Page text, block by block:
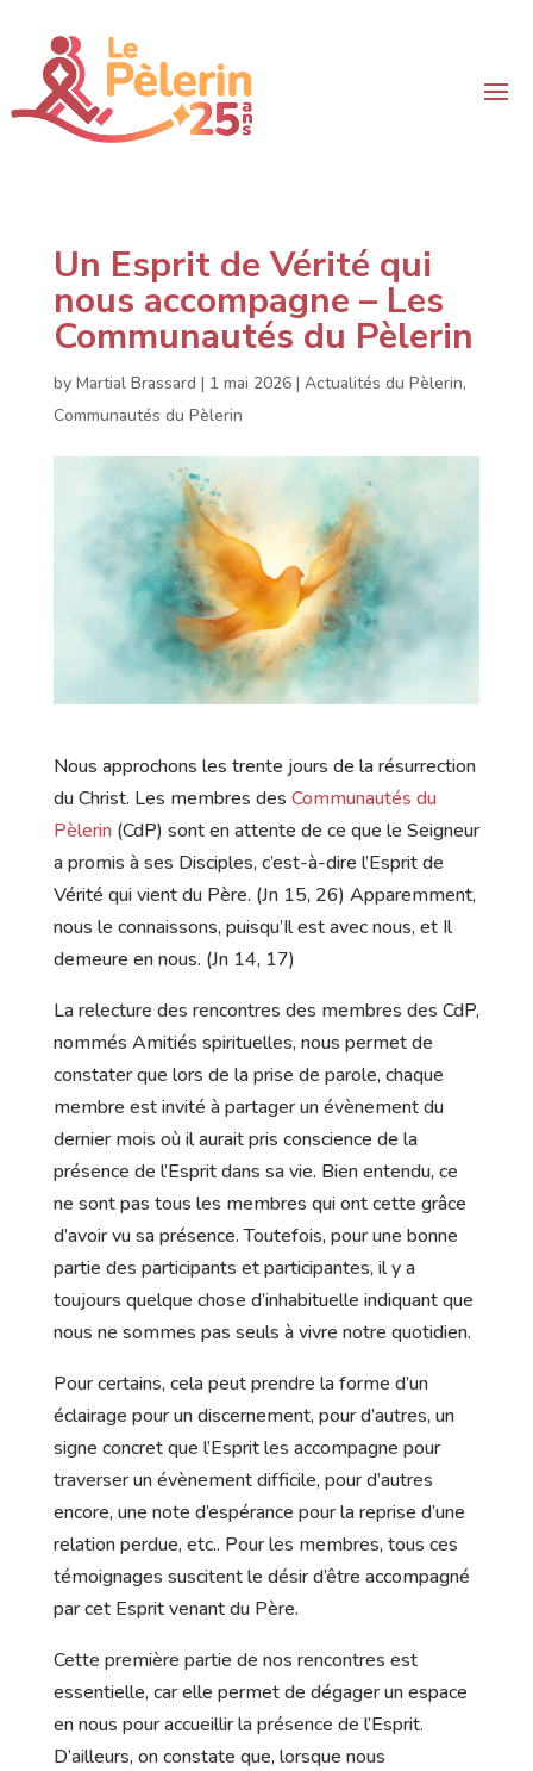
Un Esprit de Vérité qui
nous accompagne – Les
Communautés du Pèlerin
by Martial Brassard | 1 mai 2026| Actualités du Pèlerin,
Communautés du Pèlerin
Nous approchons les trente jours de la résurrection
du Christ. Les membres des Communautés du
Pèlerin(CdP) sont en attente de ce que le Seigneur
a promis à ses Disciples, c’est-à-dire l’Esprit de
Vérité qui vient du Père. (Jn 15, 26) Apparemment,
nous le connaissons, puisqu’Il est avec nous, et Il
demeure en nous. (Jn 14, 17)
La relecture des rencontres des membres des CdP,
nommés Amitiés spirituelles, nous permet de
constater que lors de la prise de parole, chaque
membre est invité à partager un évènement du
dernier mois où il aurait pris conscience de la
présence de l’Esprit dans sa vie. Bien entendu, ce
ne sont pas tous les membres qui ont cette grâce
d’avoir vu sa présence. Toutefois, pour une bonne
partie des participants et participantes, il y a
toujours quelque chose d’inhabituelle indiquant que
nous ne sommes pas seuls à vivre notre quotidien.
Pour certains, cela peut prendre la forme d’un
éclairage pour un discernement, pour d’autres, un
signe concret que l’Esprit les accompagne pour
traverser un évènement difficile, pour d’autres
encore, une note d’espérance pour la reprise d’une
relation perdue, etc.. Pour les membres, tous ces
témoignages suscitent le désir d’être accompagné
par cet Esprit venant du Père.
Cette première partie de nos rencontres est
essentielle, car elle permet de dégager un espace
en nous pour accueillir la présence de l’Esprit.
D’ailleurs, on constate que, lorsque nous